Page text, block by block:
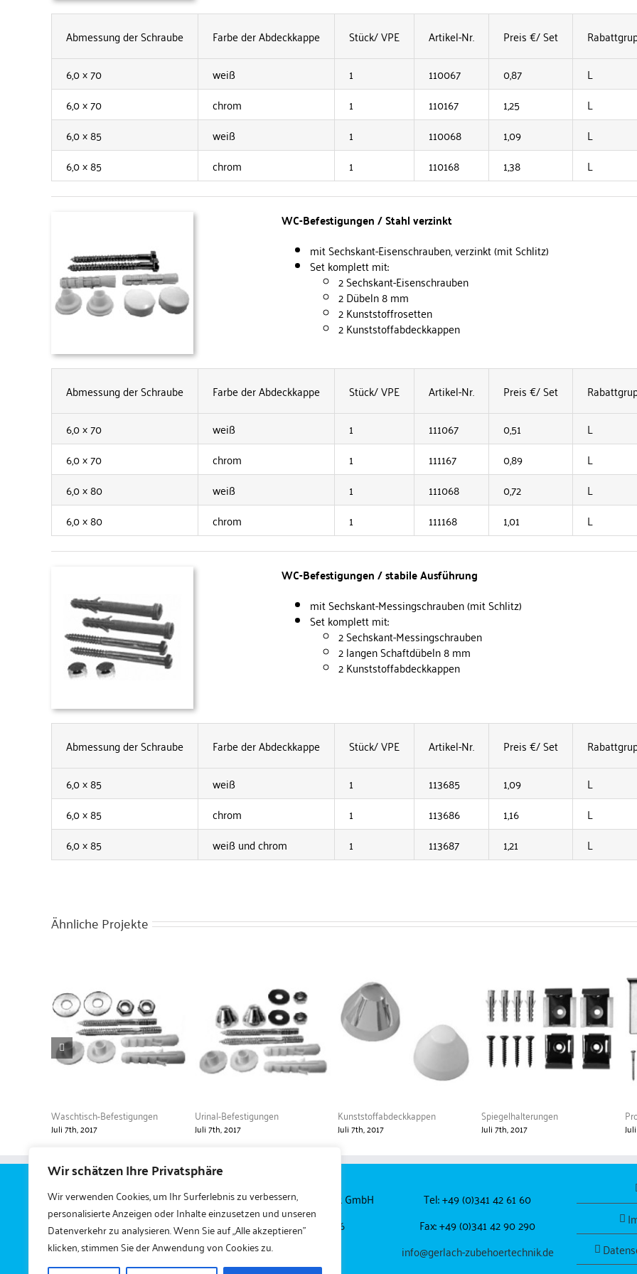
Wir schätzen Ihre Privatsphäre
Wir verwenden Cookies, um Ihr Surferlebnis zu verbessern,
personalisierte Anzeigen oder Inhalte einzusetzen und unseren
Datenverkehr zu analysieren. Wenn Sie auf „Alle akzeptieren"
klicken, stimmen Sie der Anwendung von Cookies zu.
Abmessung der Schraube Farbe der Abdeckkappe Stück/ VPE Artikel-Nr. Preis €/ Set
6,0 × 70
weiß 1 110067 0,87
L
6,0 × 70
chrom 1 110167 1,25
L
6,0 × 85
weiß 1 110068 1,09
L
6,0 × 85
chrom 1 110168 1,38 L
WC-Befestigungen / Stahl verzinkt
mit Sechskant-Eisenschrauben, verzinkt (mit Schlitz)
Set komplett mit:
2 Sechskant-Eisenschrauben
2 Dübeln 8 mm
2 Kunststoffrosetten
2 Kunststoffabdeckkappen
Abmessung der Schraube Farbe der Abdeckkappe Stück/ VPE Artikel-Nr. Preis €/ Set
6,0 × 70
weiß 1 111067 0,51
L
6,0 × 70
chrom 1 111167 0,89
L
6,0 × 80
weiß 1 111068 0,72
L
6,0 × 80
chrom 1 111168 1,01 L
WC-Befestigungen / stabile Ausführung
mit Sechskant-Messingschrauben (mit Schlitz)
Set komplett mit:
2 Sechskant-Messingschrauben
2 langen Schaftdübeln 8 mm
2 Kunststoffabdeckkappen
Abmessung der Schraube Farbe der Abdeckkappe Stück/ VPE Artikel-Nr. Preis €/ Set
6,0 × 85
weiß 1 113685 1,09
L
6,0 × 85
chrom 1 113686 1,16
L
6,0 × 85
weiß und chrom 1 113687 1,21 L
Ähnliche Projekte
Waschtisch-Befestigungen
Juli 7th, 2017
Urinal-Befestigungen
Juli 7th, 2017
Kunststoffabdeckkappen
Juli 7th, 2017
Spiegelhalterungen
Juli 7th, 2017
Gerlach Zubehörtechnik GmbH
Buttergasse 44-46
04249 Leipzig
Tel: +49 (0)341 42 61 60
Fax: +49 (0)341 42 90 290
info@gerlach-zubehoertechnik.de